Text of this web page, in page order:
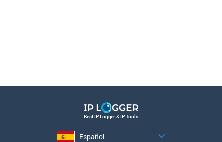
Best IP Logger & IP Tools
Español